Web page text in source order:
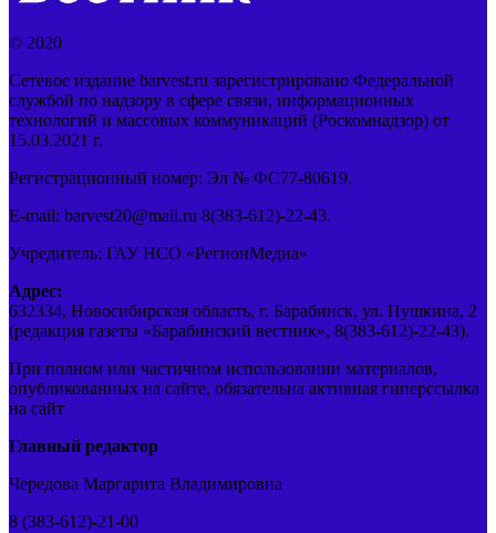
© 2020
Сетевое издание barvest.ru зарегистрировано Федеральной
службой по надзору в сфере связи, информационных
технологий и массовых коммуникаций (Роскомнадзор) от
15.03.2021 г.
Регистрационный номер: Эл № ФС77-80619.
E-mail: barvest20@mail.ru 8(383-612)-22-43.
Учредитель: ГАУ НСО «РегионМедиа»
Адрес:
632334, Новосибирская область, г. Барабинск, ул. Пушкина, 2
(редакция газеты «Барабинский вестник», 8(383-612)-22-43).
При полном или частичном использовании материалов,
опубликованных на сайте, обязательна активная гиперссылка
на сайт
Главный редактор
Чередова Маргарита Владимировна
8 (383-612)-21-00